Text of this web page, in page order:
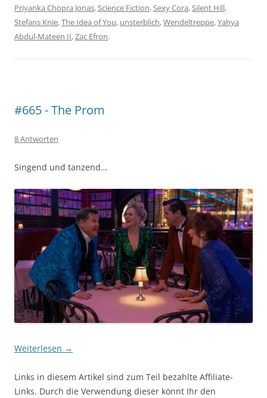
Priyanka Chopra Jonas,Science Fiction,Sexy Cora,Silent Hill,
Stefans Knie,The Idea of You, unsterblich,Wendeltreppe,Yahya
Abdul-Mateen II,Zac Efron.
#665 - The Prom
8 Antworten
Singend und tanzend…
Weiterlesen →
Links in diesem Artikel sind zum Teil bezahlte Affiliate-
Links. Durch die Verwendung dieser könnt Ihr den